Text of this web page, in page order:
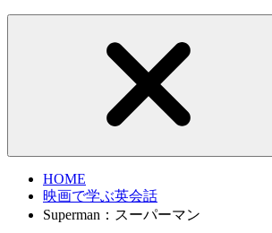
HOME
映画で学ぶ英会話
Superman：スーパーマン